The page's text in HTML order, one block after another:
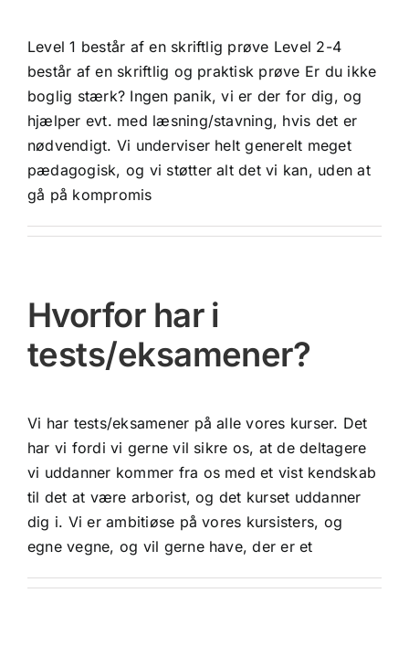
Level 1 består af en skriftlig prøve Level 2-4
består af en skriftlig og praktisk prøve Er du ikke
boglig stærk? Ingen panik, vi er der for dig, og
hjælper evt. med læsning/stavning, hvis det er
nødvendigt. Vi underviser helt generelt meget
pædagogisk, og vi støtter alt det vi kan, uden at
gå på kompromis
Hvorfor har i
tests/eksamener?
Vi har tests/eksamener på alle vores kurser. Det
har vi fordi vi gerne vil sikre os, at de deltagere
vi uddanner kommer fra os med et vist kendskab
til det at være arborist, og det kurset uddanner
dig i. Vi er ambitiøse på vores kursisters, og
egne vegne, og vil gerne have, der er et